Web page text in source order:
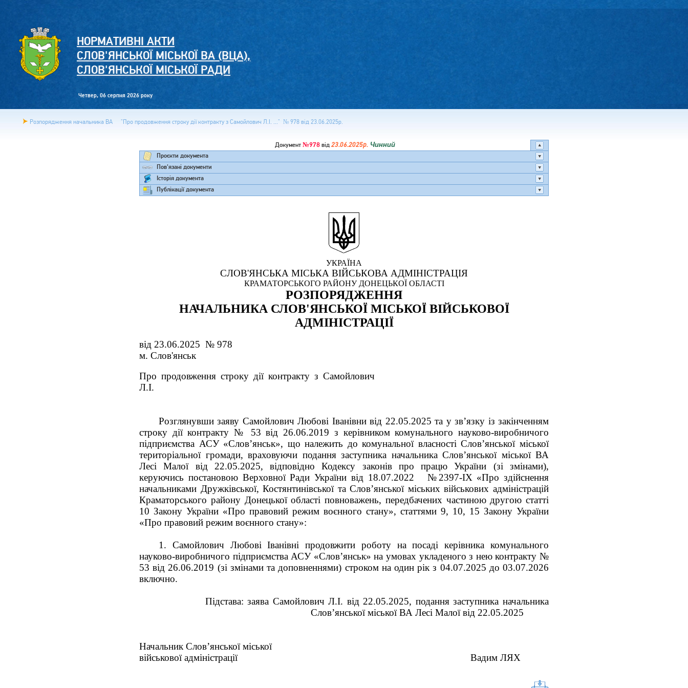
НОРМАТИВНІ АКТИ
СЛОВ'ЯНСЬКОЇ МІСЬКОЇ ВА (ВЦА),
СЛОВ'ЯНСЬКОЇ МІСЬКОЇ РАДИ
Четвер, 06 серпня 2026 року
Розпорядження начальника ВА "Про продовження строку дії контракту з Самойлович Л.І. ..." № 978 від 23.06.2025р.
Документ №978від 23.06.2025р.Чинний
Проєкти документа
Пов'язані документи
Історія документа
Публікації документа
УКРАЇНА
СЛОВ'ЯНСЬКА МІСЬКА ВІЙСЬКОВА АДМІНІСТРАЦІЯ
КРАМАТОРСЬКОГО РАЙОНУ ДОНЕЦЬКОЇ ОБЛАСТІ
РОЗПОРЯДЖЕННЯ
НАЧАЛЬНИКА СЛОВ'ЯНСЬКОЇ МІСЬКОЇ ВІЙСЬКОВОЇ
АДМІНІСТРАЦІЇ
від 23.06.2025 № 978
м. Слов'янськ
Про продовження строку дії контракту з Самойлович
Л.І.
Розглянувши заяву Самойлович Любові Іванівни від 22.05.2025 та у зв’язку із закінченням
строку дії контракту № 53 від 26.06.2019 з керівником комунального науково-виробничого
підприємства АСУ «Слов’янськ», що належить до комунальної власності Слов’янської міської
територіальної громади, враховуючи подання заступника начальника Слов’янської міської ВА
Лесі Малої від 22.05.2025, відповідно Кодексу законів про працю України (зі змінами),
керуючись постановою Верховної Ради України від 18.07.2022 №2397-IX «Про здійснення
начальниками Дружківської, Костянтинівської та Слов’янської міських військових адміністрацій
Краматорського району Донецької області повноважень, передбачених частиною другою статті
10 Закону України «Про правовий режим воєнного стану», статтями 9, 10, 15 Закону України
«Про правовий режим воєнного стану»:
Самойлович Любові Іванівні продовжити роботу на посаді керівника комунального
науково-виробничого підприємства АСУ «Слов’янськ» на умовах укладеного з нею контракту №
53 від 26.06.2019 (зі змінами та доповненнями) строком на один рік з 04.07.2025 до 03.07.2026
включно.
Підстава: заява Самойлович Л.І. від 22.05.2025, подання заступника начальника
Слов’янської міської ВА Лесі Малої від 22.05.2025
Начальник Слов’янської міської
військової адміністрації
Вадим ЛЯХ